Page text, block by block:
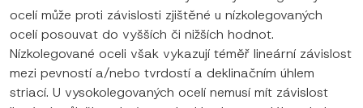
ocelí může proti závislosti zjištěné u nízkolegovaných
ocelí posouvat do vyšších či nižších hodnot.
Nízkolegované oceli však vykazují téměř lineární závislost
mezi pevností a/nebo tvrdostí a deklinačním úhlem
striací. U vysokolegovaných ocelí nemusí mít závislost